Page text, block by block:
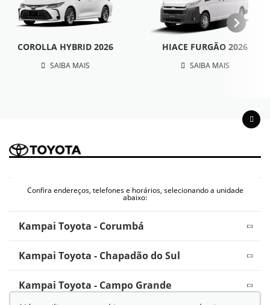
COROLLA HYBRID 2026
SAIBA MAIS
HIACE FURGÃO 2026
SAIBA MAIS
Confira endereços, telefones e horários, selecionando a unidade
abaixo:
Kampai Toyota - Corumbá
Kampai Toyota - Chapadão do Sul
Kampai Toyota - Campo Grande